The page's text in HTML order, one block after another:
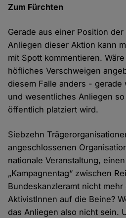
Zum Fürchten
Gerade aus einer Position
Anliegen dieser Aktion kann
mit Spott kommentieren.
höfliches Verschweigen
diesem Falle anders - gerade
und wesentliches Anliegen
öffentlich platziert wird.
Siebzehn
angeschlossenen
nationale Veranstaltung,
„Kampagnentag“ zwischen
Bundeskanzleramt nicht
AktivistInnen auf die Beine?
das Anliegen also nicht sein.